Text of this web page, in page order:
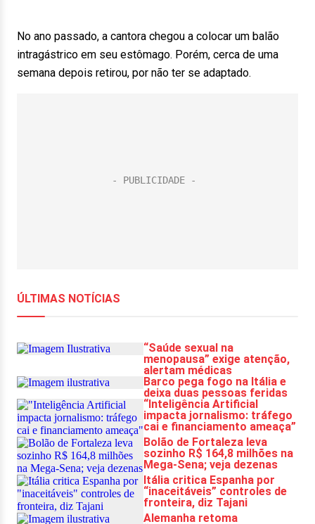
No ano passado, a cantora chegou a colocar um balão
intragástrico em seu estômago. Porém, cerca de uma
semana depois retirou, por não ter se adaptado.